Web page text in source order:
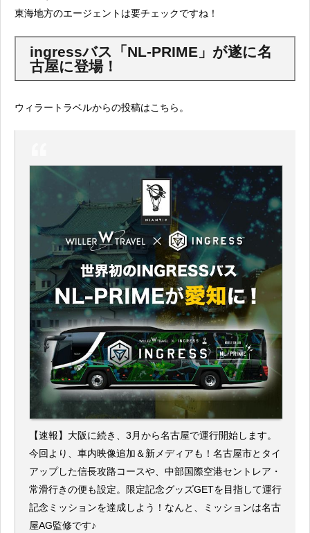
東海地方のエージェントは要チェックですね！
ingressバス「NL-PRIME」が遂に名
古屋に登場！
ウィラートラベルからの投稿はこちら。
【速報】大阪に続き、3月から名古屋で運行開始します。
今回より、車内映像追加＆新メディアも！名古屋市とタイ
アップした信長攻路コースや、中部国際空港セントレア・
常滑行きの便も設定。限定記念グッズGETを目指して運行
記念ミッションを達成しよう！なんと、ミッションは名古
屋AG監修です♪